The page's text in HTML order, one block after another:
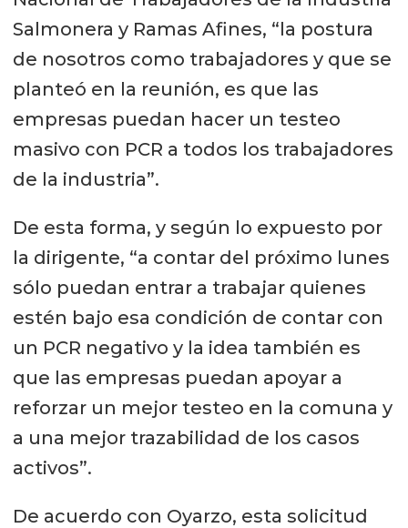
Salmonera y Ramas Afines, “la postura
de nosotros como trabajadores y que se
planteó en la reunión, es que las
empresas puedan hacer un testeo
masivo con PCR a todos los trabajadores
de la industria”.
De esta forma, y según lo expuesto por
la dirigente, “a contar del próximo lunes
sólo puedan entrar a trabajar quienes
estén bajo esa condición de contar con
un PCR negativo y la idea también es
que las empresas puedan apoyar a
reforzar un mejor testeo en la comuna y
a una mejor trazabilidad de los casos
activos”.
De acuerdo con Oyarzo, esta solicitud